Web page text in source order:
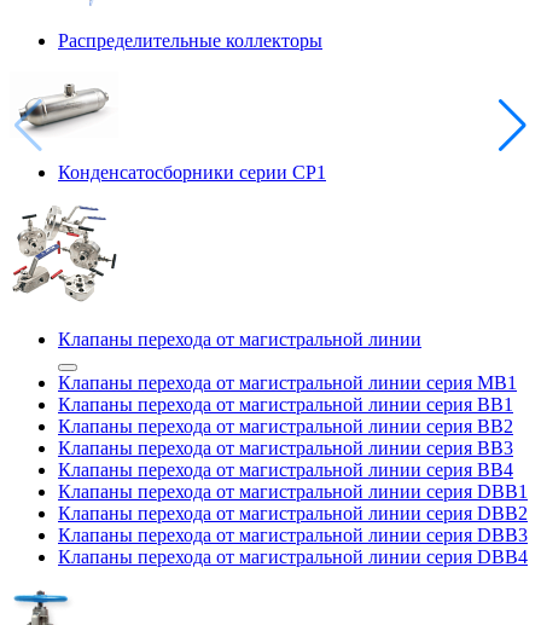
Распределительные коллекторы
Конденсатосборники серии CP1
Клапаны перехода от магистральной линии
Клапаны перехода от магистральной линии серия MB1
Клапаны перехода от магистральной линии серия BB1
Клапаны перехода от магистральной линии серия BB2
Клапаны перехода от магистральной линии серия BB3
Клапаны перехода от магистральной линии серия BB4
Клапаны перехода от магистральной линии серия DBB1
Клапаны перехода от магистральной линии серия DBB2
Клапаны перехода от магистральной линии серия DBB3
Клапаны перехода от магистральной линии серия DBB4